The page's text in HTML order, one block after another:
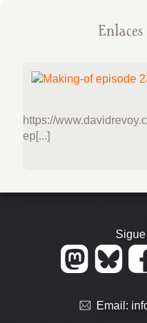
https://
ep[...]
Email: